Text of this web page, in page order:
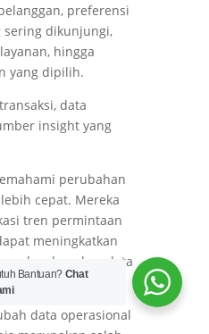
preferensi
sering dikunjungi,
hingga
yang dipilih.
data
insight yang
perubahan
cepat. Mereka
tren permintaan
meningkatkan
berdasarkan data
data operasional
Bantuan? Chat